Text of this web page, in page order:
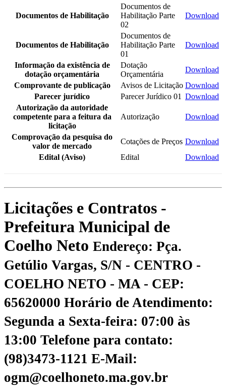
Documentos de Habilitação
Documentos de
Habilitação Parte
02
Download
Documentos de Habilitação
Documentos de
Habilitação Parte
01
Download
Informação da existência de
dotação orçamentária
Dotação
Orçamentária
Download
Comprovante de publicação
Avisos de Licitação Download
Parecer jurídico
Parecer Jurídico 01 Download
Autorização da autoridade
competente para a feitura da
licitação
Autorização Download
Comprovação da pesquisa do
valor de mercado
Cotações de Preços Download
Edital (Aviso)
Edital Download
Licitações e Contratos -
Prefeitura Municipal de
Coelho Neto Endereço: Pça.
Getúlio Vargas, S/N - CENTRO -
COELHO NETO - MA - CEP:
65620000 Horário de Atendimento:
Segunda a Sexta-feira: 07:00 às
13:00 Telefone para contato:
(98)3473-1121 E-Mail:
ogm@coelhoneto.ma.gov.br